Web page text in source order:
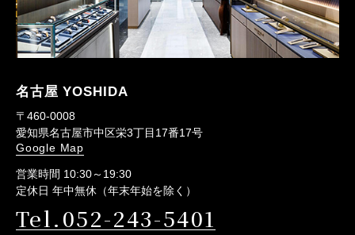
名古屋 YOSHIDA
〒460-0008
愛知県名古屋市中区栄3丁目17番17号
Google Map
営業時間 10:30～19:30
定休日 年中無休（年末年始を除く）
Tel.052-243-5401